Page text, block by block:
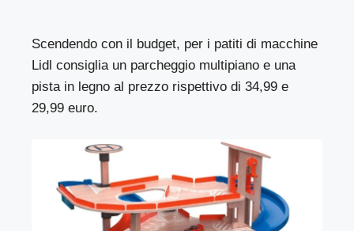
Scendendo con il budget, per i patiti di macchine
Lidl consiglia un parcheggio multipiano e una
pista in legno al prezzo rispettivo di 34,99 e
29,99 euro.